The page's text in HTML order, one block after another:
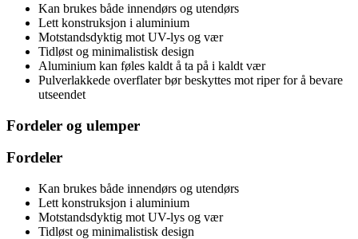
Kan brukes både innendørs og utendørs
Lett konstruksjon i aluminium
Motstandsdyktig mot UV-lys og vær
Tidløst og minimalistisk design
Aluminium kan føles kaldt å ta på i kaldt vær
Pulverlakkede overflater bør beskyttes mot riper for å bevare
utseendet
Fordeler og ulemper
Fordeler
Kan brukes både innendørs og utendørs
Lett konstruksjon i aluminium
Motstandsdyktig mot UV-lys og vær
Tidløst og minimalistisk design